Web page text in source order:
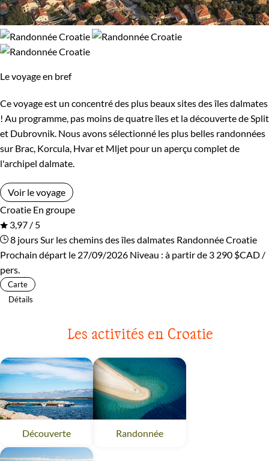
Le voyage en bref
Ce voyage est un concentré des plus beaux sites des îles dalmates
! Au programme, pas moins de quatre îles et la découverte de Split
et Dubrovnik. Nous avons sélectionné les plus belles randonnées
sur Brac, Korcula, Hvar et Mljet pour un aperçu complet de
l'archipel dalmate.
Voir le voyage
Croatie En groupe
3,97 / 5
8 jours Sur les chemins des îles dalmates Randonnée Croatie
Prochain départ le 27/09/2026 Niveau : à partir de 3 290 $CAD /
pers.
Carte
Détails
Les activités en Croatie
Découverte Randonnée